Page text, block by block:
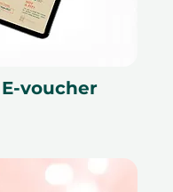
a obsahuje unikátní
kód, může být
bude ztracen a
voucher musí
voucher